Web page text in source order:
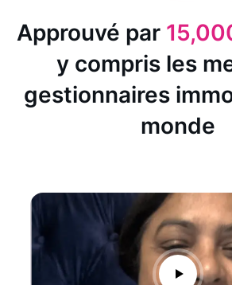
Approuvé par
y compris les
gestionnaires
monde